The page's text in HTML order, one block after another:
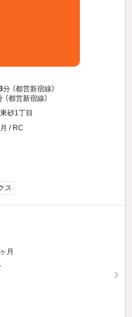
分 （都営新宿線）
（都営新宿線）
砂1丁目
/ RC
ス
月